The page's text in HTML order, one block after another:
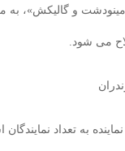
و گالیکش»، به
می ‏شود.
به تعداد نمایندگان